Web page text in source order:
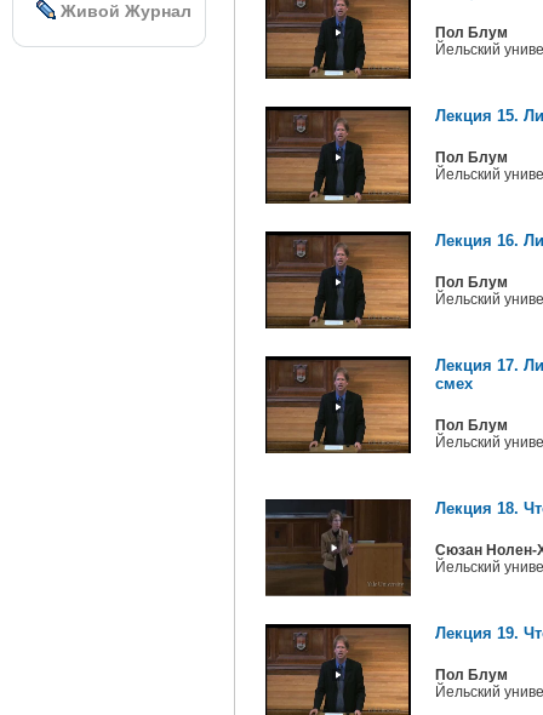
Живой Журнал
Пол Блум
Йельский
Лекция 15.
Пол Блум
Йельский
Лекция 16.
Пол Блум
Йельский
Лекция 17.
смех
Пол Блум
Йельский
Лекция 18.
Сюзан Нолен-
Йельский
Лекция 19.
Пол Блум
Йельский